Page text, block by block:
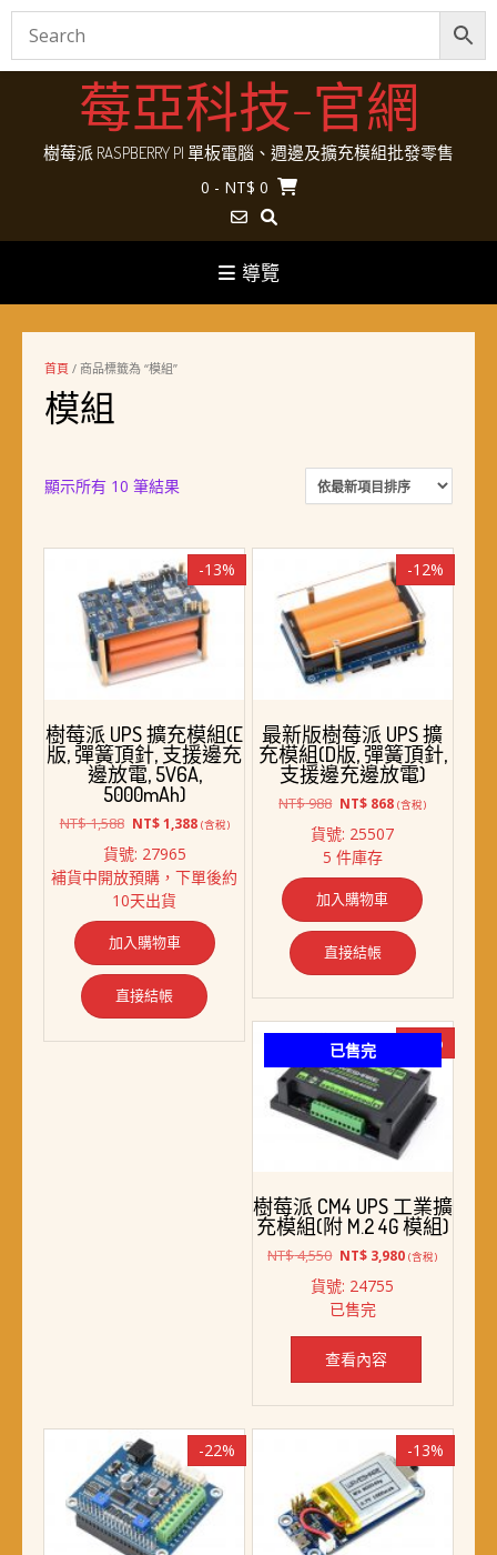
Skip
莓亞科技-官網
樹莓派 RASPBERRY PI 單板電腦、週邊及擴充模組批發零售
0 - NT$ 0
導覽
首頁 / 商品標籤為 “模組”
模組
顯示所有 10 筆結果依
項
目
排
序
-13%
樹莓派 UPS 擴充模組(E
版, 彈簧頂針, 支援邊充
邊放電, 5V6A,
5000mAh)
NT$1,588 原
價
格：
NT$ 1,588。
NT$1,388目
格：
(含稅)
貨號: 27965
補貨中開放預購，下單後約
10天出貨
加入購物車
直接結帳
-12%
最新版樹莓派 UPS 擴
充模組(D版, 彈簧頂針,
支援邊充邊放電)
NT$988 原
價
格：
NT$ 988。
NT$ 868目
NT$ 868。
(含稅)
貨號: 25507
5 件庫存
加入購物車
直接結帳
已售完 -13%
樹莓派 CM4 UPS 工業擴
充模組(附 M.2 4G 模組)
NT$4,550 原
價
格：
NT$ 4,550。
NT$ 3,980目
NT$ 3,980。
(含稅)
貨號: 24755
已售完
查看內容
-13%
-22%